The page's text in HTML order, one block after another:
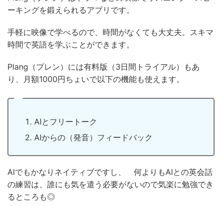
ーキングを鍛えられるアプリです。
手軽に映像で学べるので、時間がなくても大丈夫。スキマ
時間で英語を学ぶことができます。
Plang（プレン）には有料版（3日間トライアル）もあ
り、月額1000円ちょいで以下の機能も使えます。
AIとフリートーク
AIからの（発音）フィードバック
AIでもかなりネイティブですし、 何よりもAIとの英会話
の練習は、誰にも気を遣う必要がないので気楽に勉強でき
るところも◎